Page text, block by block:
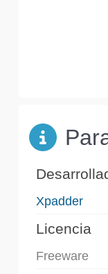
Xpadder
Licencia
Freeware